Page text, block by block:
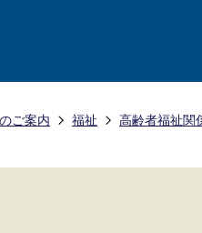
ご案内 福祉 高齢者福祉関